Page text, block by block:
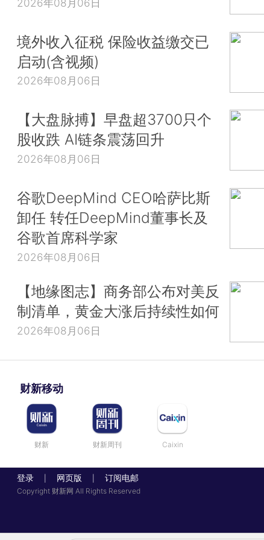
2026年08月06日
境外收入征税 保险收益缴交已
启动(含视频)
2026年08月06日
【大盘脉搏】早盘超3700只个
股收跌 AI链条震荡回升
2026年08月06日
谷歌DeepMind CEO哈萨比斯
卸任 转任DeepMind董事长及
谷歌首席科学家
2026年08月06日
【地缘图志】商务部公布对美反
制清单，黄金大涨后持续性如何
2026年08月06日
财新移动
财新 财新周刊 Caixin
登录 网页版 订阅电邮
Copyright 财新网 All Rights Reserved